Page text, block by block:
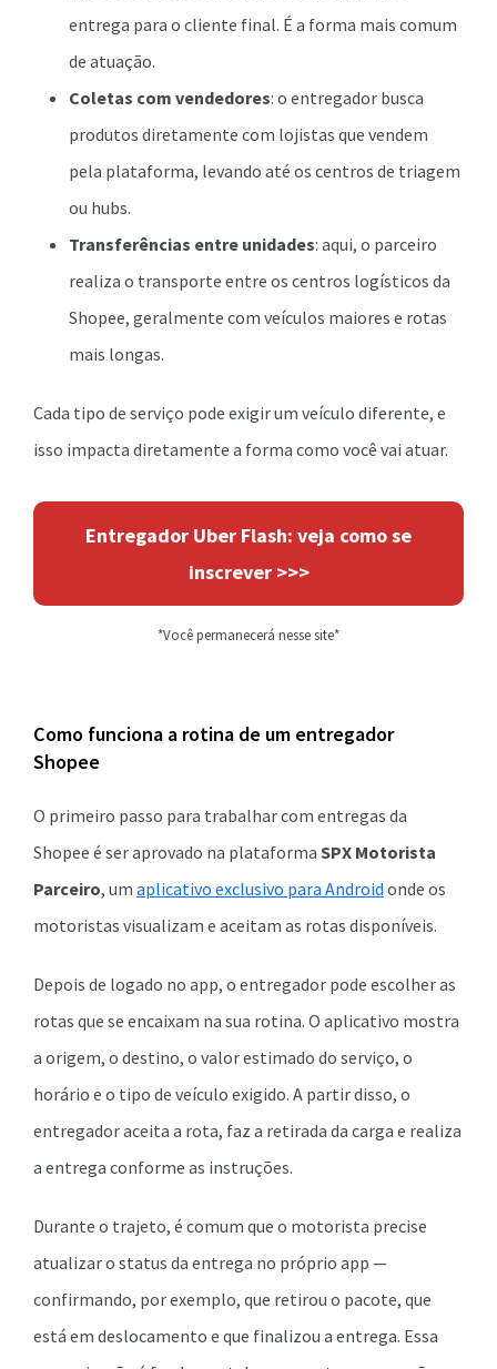
entrega para o cliente final. É a forma mais comum
de atuação.
Coletas com vendedores: o entregador busca
produtos diretamente com lojistas que vendem
pela plataforma, levando até os centros de triagem
ou hubs.
Transferências entre unidades: aqui, o parceiro
realiza o transporte entre os centros logísticos da
Shopee, geralmente com veículos maiores e rotas
mais longas.
Cada tipo de serviço pode exigir um veículo diferente, e
isso impacta diretamente a forma como você vai atuar.
Entregador Uber Flash: veja como se
inscrever >>>
*Você permanecerá nesse site*
Como funciona a rotina de um entregador
Shopee
O primeiro passo para trabalhar com entregas da
Shopee é ser aprovado na plataforma SPX Motorista
Parceiro, um aplicativo exclusivo para Android onde os
motoristas visualizam e aceitam as rotas disponíveis.
Depois de logado no app, o entregador pode escolher as
rotas que se encaixam na sua rotina. O aplicativo mostra
a origem, o destino, o valor estimado do serviço, o
horário e o tipo de veículo exigido. A partir disso, o
entregador aceita a rota, faz a retirada da carga e realiza
a entrega conforme as instruções.
Durante o trajeto, é comum que o motorista precise
atualizar o status da entrega no próprio app —
confirmando, por exemplo, que retirou o pacote, que
está em deslocamento e que finalizou a entrega. Essa